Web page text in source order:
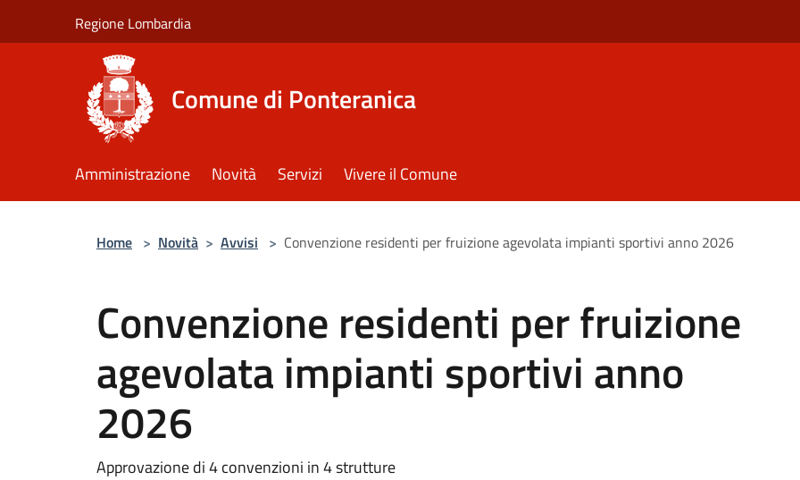
Regione Lombardia
Comune di Ponteranica
Amministrazione Novità Servizi Vivere il Comune
Home > Novità > Avvisi > Convenzione residenti per fruizione agevolata impianti sportivi anno 2026
Convenzione residenti per fruizione
agevolata impianti sportivi anno
2026
Approvazione di 4 convenzioni in 4 strutture